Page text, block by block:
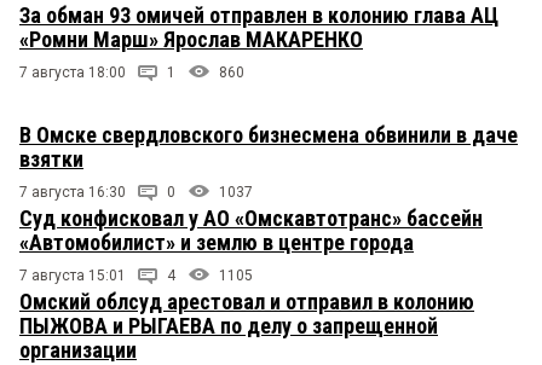
За обман 93 омичей отправлен в колонию глава АЦ
«Ромни Марш» Ярослав МАКАРЕНКО
7 августа 18:00 1 860
В Омске свердловского бизнесмена обвинили в даче
взятки
7 августа 16:30 0 1037
Суд конфисковал у АО «Омскавтотранс» бассейн
«Автомобилист» и землю в центре города
7 августа 15:01 4 1105
Омский облсуд арестовал и отправил в колонию
ПЫЖОВА и РЫГАЕВА по делу о запрещенной
организации